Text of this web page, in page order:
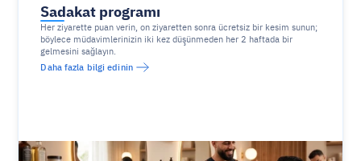
Sadakat programı
Her ziyarette puan verin, on ziyaretten sonra ücretsiz bir kesim sunun;
böylece müdavimlerinizin iki kez düşünmeden her 2 haftada bir
gelmesini sağlayın.
Daha fazla bilgi edinin